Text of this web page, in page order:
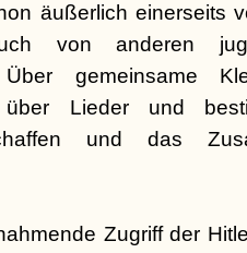
äußerlich einerseits
von anderen
gemeinsame
Lieder und
und das
Zugriff der